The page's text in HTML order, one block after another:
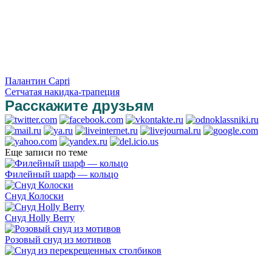
Палантин Capri
Сетчатая накидка-трапеция
Расскажите друзьям
Еще записи по теме
Филейный шарф — кольцо
Снуд Колоски
Снуд Holly Berry
Розовый снуд из мотивов